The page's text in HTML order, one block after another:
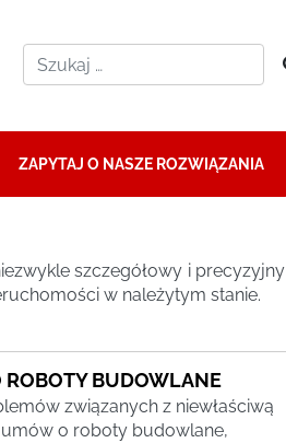
ZAPYTAJ O NASZE ROZWIĄZANIA
szczegółowy i precyzyjny
w należytym stanie.
ROBOTY BUDOWLANE
związanych z niewłaściwą
o roboty budowlane,